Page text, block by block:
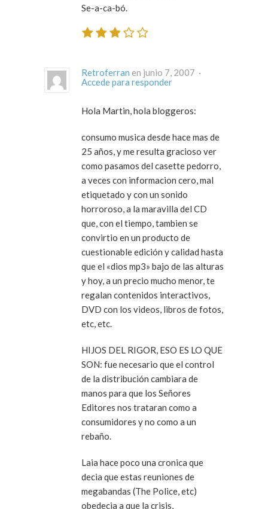
Se-a-ca-bó.
Retroferran
en junio 7, 2007 ·
Accede para responder
Hola Martin, hola bloggeros:
consumo musica desde hace mas de
25 años, y me resulta gracioso ver
como pasamos del casette pedorro,
a veces con informacion cero, mal
etiquetado y con un sonido
horroroso, a la maravilla del CD
que, con el tiempo, tambien se
convirtio en un producto de
cuestionable edición y calidad hasta
que el «dios mp3» bajo de las alturas
y hoy, a un precio mucho menor, te
regalan contenidos interactivos,
DVD con los videos, libros de fotos,
etc, etc.
HIJOS DEL RIGOR, ESO ES LO QUE
SON: fue necesario que el control
de la distribución cambiara de
manos para que los Señores
Editores nos trataran como a
consumidores y no como a un
rebaño.
Laia hace poco una cronica que
decia que estas reuniones de
megabandas (The Police, etc)
obedecia a que la crisis,